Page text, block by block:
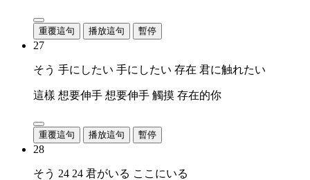
重覆這句 播放這句 暫停
27
そう 手にしたい 手にしたい 存在 君に触れたい
這樣 想要伸手 想要伸手 觸摸 存在的你
重覆這句 播放這句 暫停
28
そう 24 24 君がいる ここにいる